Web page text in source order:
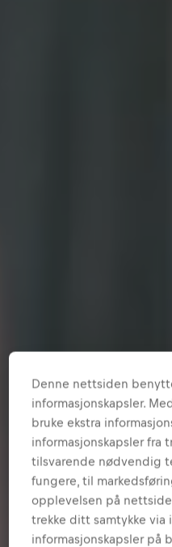
Denne nettsiden
informasjonskapsler.
bruke ekstra
informasjonskapsler fra
tilsvarende nødvendig
fungere, til
opplevelsen på
trekke ditt samtykke
informasjonskapsler på